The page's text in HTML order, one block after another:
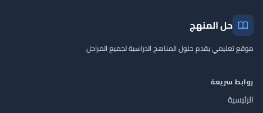
حل المنهج
موقع تعليمي يقدم حلول المناهج الدراسية لجميع المراحل
روابط سريعة
الرئيسية